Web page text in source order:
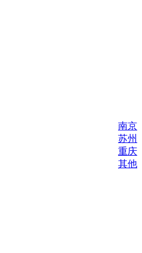
南京
苏州
重庆
其他